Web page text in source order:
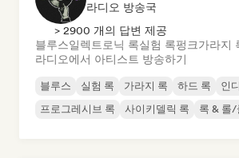
라디오 방송국
> 2900 개의 답변 제공
블루스일렉트로닉 록실험 록펑크가라지
라디오에서 아티스트 방송하기
블루스 실험 록 가라지 록 하드 록
인
프로그레시브 록
사이키델릭 록 록 & 롤/